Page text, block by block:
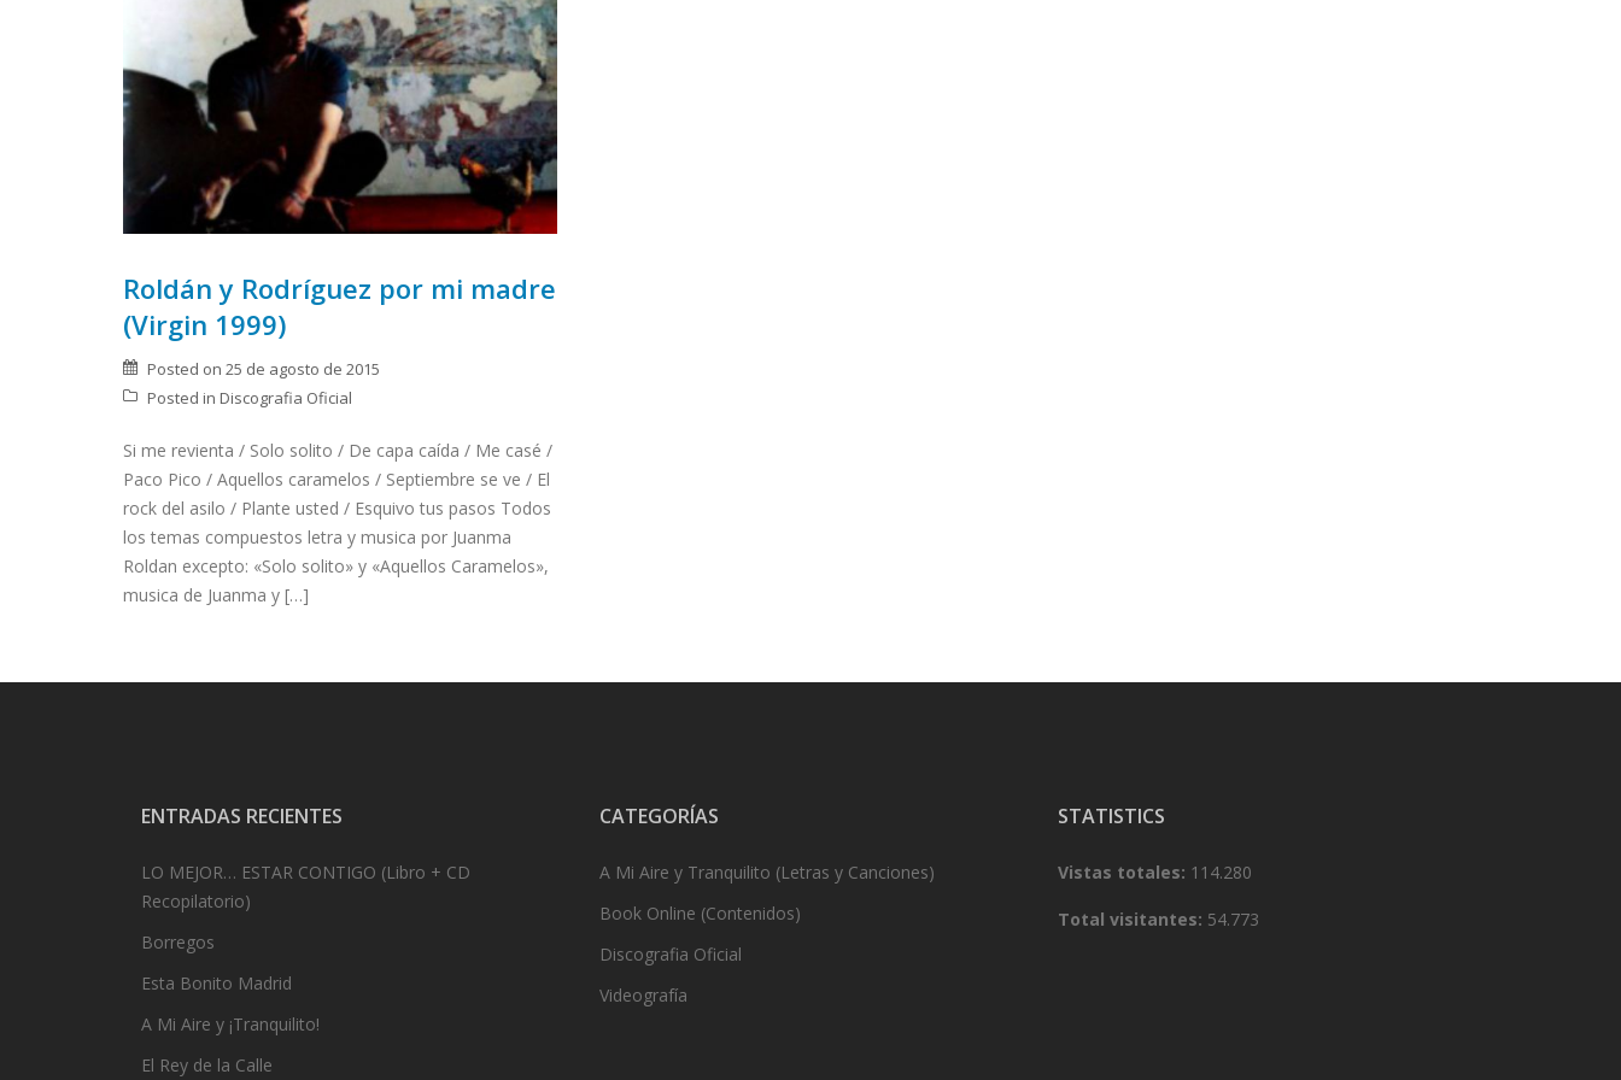
Roldán y Rodríguez por mi madre
(Virgin 1999)
Posted on 25 de agosto de 2015
Posted in Discografia Oficial
Si me revienta / Solo solito / De capa caída / Me casé /
Paco Pico / Aquellos caramelos / Septiembre se ve / El
rock del asilo / Plante usted / Esquivo tus pasos Todos
los temas compuestos letra y musica por Juanma
Roldan excepto: «Solo solito» y «Aquellos Caramelos»,
musica de Juanma y […]
ENTRADAS RECIENTES
LO MEJOR… ESTAR CONTIGO (Libro + CD
Recopilatorio)
Borregos
Esta Bonito Madrid
A Mi Aire y ¡Tranquilito!
El Rey de la Calle
CATEGORÍAS
A Mi Aire y Tranquilito (Letras y Canciones)
Book Online (Contenidos)
Discografia Oficial
Videografía
STATISTICS
Vistas totales: 114.280
Total visitantes: 54.773